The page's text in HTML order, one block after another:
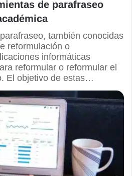
de parafraseo
también conocidas
reformulación o
informáticas
reformular o reformular el
El objetivo de estas…